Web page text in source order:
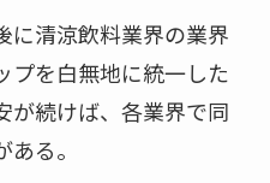
に清涼飲料業界の業界
プを白無地に統一した
が続けば、各業界で同
る。